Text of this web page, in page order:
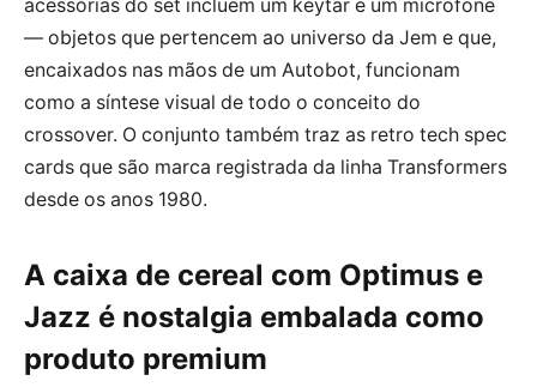
acessórias do set incluem um keytar e um microfone
— objetos que pertencem ao universo da Jem e que,
encaixados nas mãos de um Autobot, funcionam
como a síntese visual de todo o conceito do
crossover. O conjunto também traz as retro tech spec
cards que são marca registrada da linha Transformers
desde os anos 1980.
A caixa de cereal com Optimus e
Jazz é nostalgia embalada como
produto premium